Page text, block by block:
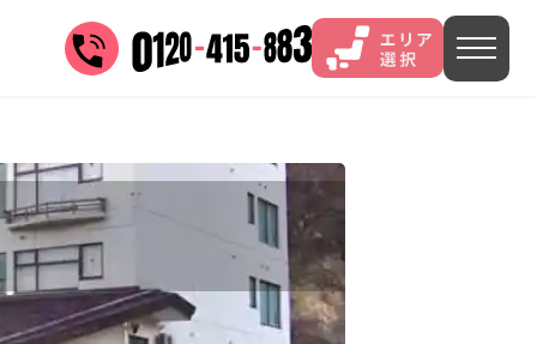
谷 山中 あわら 菊池
茨城県(4) 埼玉県(1)
東京都(9)